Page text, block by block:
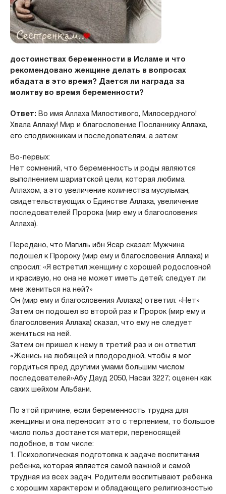
достоинствах беременности в Исламе и что
рекомендовано женщине делать в вопросах
ибадата в это время? Дается ли награда за
молитву во время беременности?
Ответ: Во имя Аллаха Милостивого, Милосердного!
Хвала Аллаху! Мир и благословение Посланнику Аллаха,
его сподвижникам и последователям, а затем:
Во-первых:
Нет сомнений, что беременность и роды являются
выполнением шариатской цели, которая любима
Аллахом, а это увеличение количества мусульман,
свидетельствующих о Единстве Аллаха, увеличение
последователей Пророка (мир ему и благословения
Аллаха).
Передано, что Магиль ибн Ясар сказал: Мужчина
подошел к Пророку (мир ему и благословения Аллаха) и
спросил: «Я встретил женщину с хорошей родословной
и красивую, но она не может иметь детей; следует ли
мне жениться на ней?»
Он (мир ему и благословения Аллаха) ответил: «Нет»
Затем он подошел во второй раз и Пророк (мир ему и
благословения Аллаха) сказал, что ему не следует
жениться на ней.
Затем он пришел к нему в третий раз и он ответил:
«Женись на любящей и плодородной, чтобы я мог
гордиться пред другими умами большим числом
последователей»Абу Дауд 2050, Насаи 3227; оценен как
сахих шейхом Альбани.
По этой причине, если беременность трудна для
женщины и она переносит это с терпением, то большое
число польз достанется матери, переносящей
подобное, в том числе:
1. Психологическая подготовка к задаче воспитания
ребенка, которая является самой важной и самой
трудная из всех задач. Родители воспитывают ребенка
с хорошим характером и обладающего религиозностью